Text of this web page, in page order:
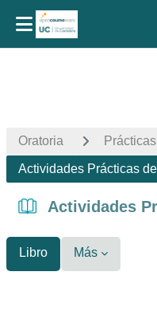
Oratoria Prácticas
Actividades Prácticas
Actividades
Libro Más